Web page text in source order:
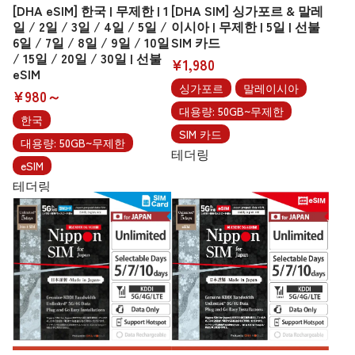
[DHA eSIM] 한국 | 무제한 | 1
일 / 2일 / 3일 / 4일 / 5일 /
6일 / 7일 / 8일 / 9일 / 10일
/ 15일 / 20일 / 30일 | 선불
eSIM
¥980～
한국
대용량: 50GB~무제한
eSIM
테더링
[DHA SIM] 싱가포르 & 말레
이시아 | 무제한 | 5일 | 선불
SIM 카드
¥1,980
싱가포르
말레이시아
대용량: 50GB~무제한
SIM 카드
테더링